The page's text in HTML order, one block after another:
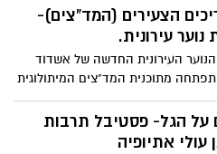
השיפוץ אחראית עמיגור –
לסוכנות היהודית. עיריית אשדוד,
הפרויקט ומסייעת ליצירת הקשר
הבתים והמשך תפעולם של
המבצע החל השבוע ויסתיים
חודשים.
הצעירים (המד"צים)-
נוער עירונית.
העירונית החדשה של אשדוד
מתוכנית המד"צים המיתולוגית
לאחרונה את שנת הפעילות לשנת
כיתות ד'- י"ב תוך שהיא
חניכים ופעילים חדשים מרחבי
על הגל- פסטיבל תרבות
עולי אתיופיה